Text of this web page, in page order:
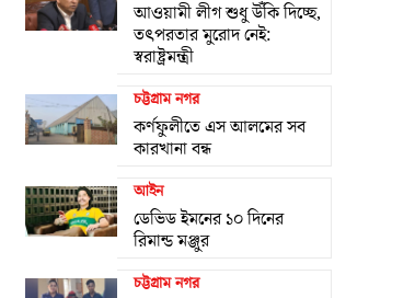
আওয়ামী লীগ শুধু উঁকি দিচ্ছে,
তৎপরতার মুরোদ নেই:
স্বরাষ্ট্রমন্ত্রী
চট্টগ্রাম নগর
কর্ণফুলীতে এস আলমের সব
কারখানা বন্ধ
আইন
ডেভিড ইমনের ১০ দিনের
রিমান্ড মঞ্জুর
চট্টগ্রাম নগর